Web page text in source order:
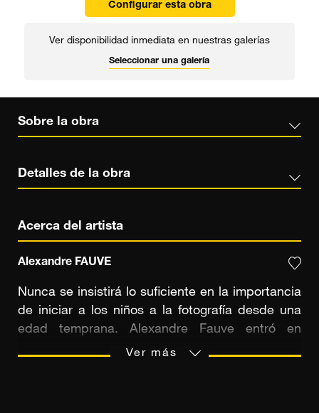
Configurar esta obra
Ver disponibilidad inmediata en nuestras galerías
Seleccionar una galería
Sobre la obra
Detalles de la obra
Acerca del artista
Alexandre FAUVE
Nunca se insistirá lo suficiente en la importancia
de iniciar a los niños a la fotografía desde una
edad temprana. Alexandre Fauve entró en
contacto con la fotografía y se aficionó a ella en
Ver más